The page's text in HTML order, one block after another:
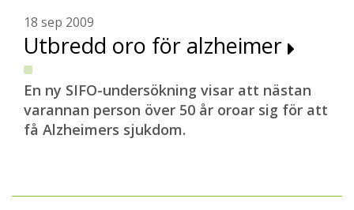
18 sep 2009
Utbredd oro för alzheimer
En ny SIFO-undersökning visar att nästan
varannan person över 50 år oroar sig för att
få Alzheimers sjukdom.